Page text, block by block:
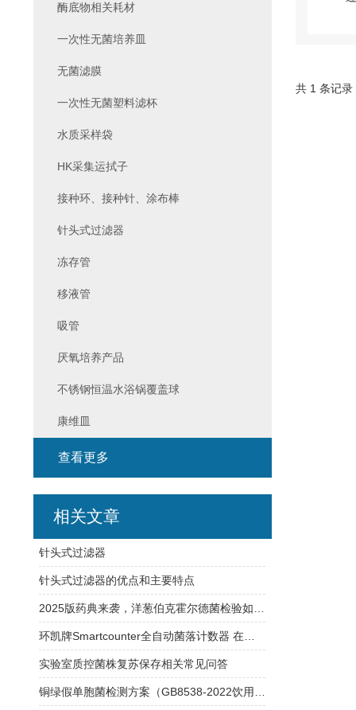
共 1 条记
酶底物相关耗材
一次性无菌培养皿
无菌滤膜
一次性无菌塑料滤杯
水质采样袋
HK采集运拭子
接种环、接种针、涂布棒
针头式过滤器
冻存管
移液管
吸管
厌氧培养产品
不锈钢恒温水浴锅覆盖球
康维皿
查看更多
相关文章
针头式过滤器
针头式过滤器的优点和主要特点
实验室质控菌株复苏保存相关常见问答